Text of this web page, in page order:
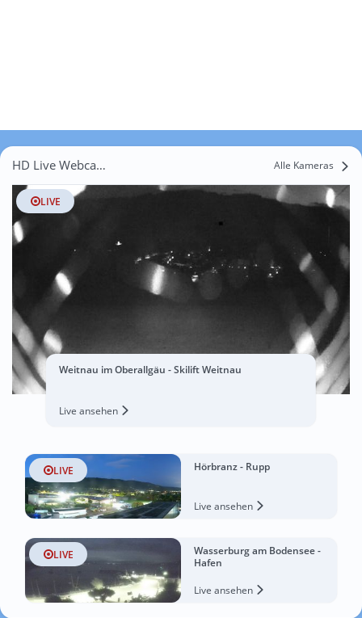
HD Live Webcams Metzisweiler Alle Kameras
LIVE
Weitnau im Oberallgäu - Skilift Weitnau
Live ansehen
LIVE Hörbranz - Rupp
Live ansehen
LIVE
Wasserburg am Bodensee -
Hafen
Live ansehen